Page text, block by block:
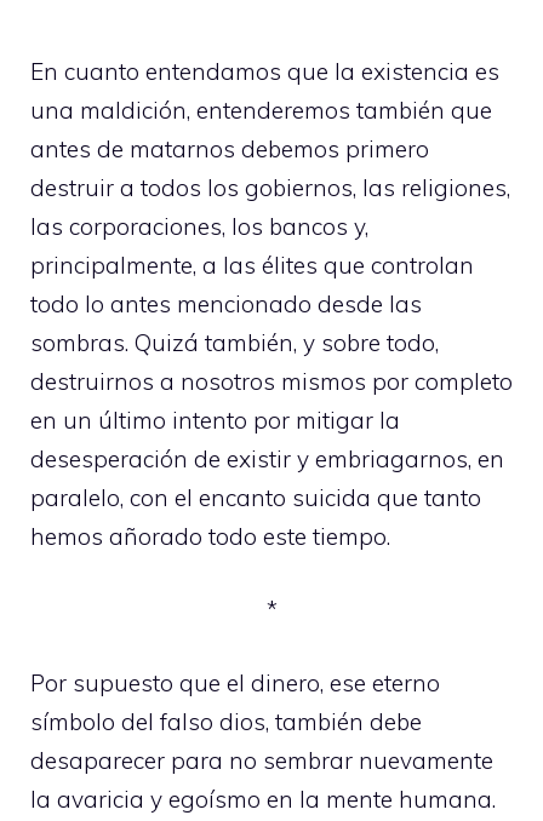
En cuanto entendamos que la existencia es
una maldición, entenderemos también que
antes de matarnos debemos primero
destruir a todos los gobiernos, las religiones,
las corporaciones, los bancos y,
principalmente, a las élites que controlan
todo lo antes mencionado desde las
sombras. Quizá también, y sobre todo,
destruirnos a nosotros mismos por completo
en un último intento por mitigar la
desesperación de existir y embriagarnos, en
paralelo, con el encanto suicida que tanto
hemos añorado todo este tiempo.
*
Por supuesto que el dinero, ese eterno
símbolo del falso dios, también debe
desaparecer para no sembrar nuevamente
la avaricia y egoísmo en la mente humana.